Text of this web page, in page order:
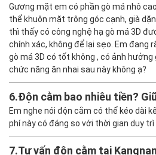
Gương mặt em có phần gò má nhô
thể khuôn mặt trông góc cạnh, già
thì thấy có công nghệ hạ gò má 3D
chính xác, không để lại sẹo. Em đang
gò má 3D có tốt không , có ảnh hưởng
chức năng ăn nhai sau này không ạ?
6.Độn cằm bao nhiêu tiền?
Em nghe nói độn cằm có thể kéo dài
phí này có đáng so với thời gian duy
7.Tư vấn độn cằm tại